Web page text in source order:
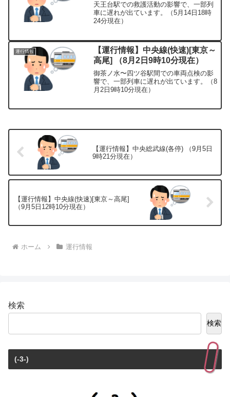
天王台駅での救護活動の影響で、一部列
車に遅れが出ています。（5月14日18時
24分現在）
運行情報
【運行情報】中央線(快速)[東京～
高尾] （8月2日9時10分現在）
御茶ノ水〜四ツ谷駅間での車両点検の影
響で、一部列車に遅れが出ています。（8
月2日9時10分現在）
【運行情報】中央総武線(各停) （9月5日
9時21分現在）
【運行情報】中央線(快速)[東京～高尾]
（9月5日12時10分現在）
ホーム 運行情報
検索
検索
(-3-)